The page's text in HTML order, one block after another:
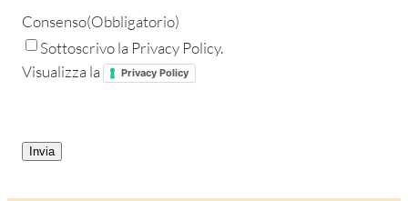
Consenso(Obbligatorio)
Sottoscrivo la Privacy Policy.
Visualizza la
Privacy Policy